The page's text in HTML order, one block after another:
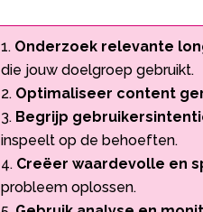
Onderzoek relevante
die jouw doelgroep gebruikt.​
Optimaliseer content
Begrijp
inspeelt op de behoeften.​
Creëer waardevolle en
probleem oplossen.​